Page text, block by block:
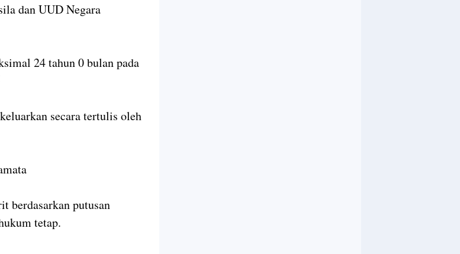
dan UUD Negara
24 tahun 0 bulan pada
secara tertulis oleh
berdasarkan putusan
tetap.